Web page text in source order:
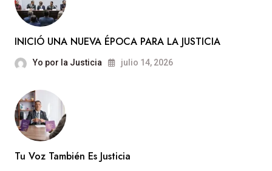
INICIÓ UNA NUEVA ÉPOCA PARA LA JUSTICIA
Yo por la Justicia julio 14, 2026
Tu Voz También Es Justicia